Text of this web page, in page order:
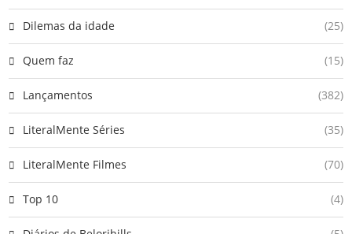
Dilemas da idade (25)
Quem faz (15)
Lançamentos (382)
LiteralMente Séries (35)
LiteralMente Filmes (70)
Top 10 (4)